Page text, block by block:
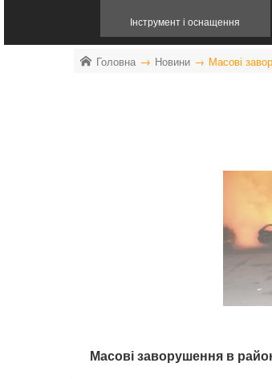
Інструмент і оснащення
Головна Новини Масові
Масові заворушення в